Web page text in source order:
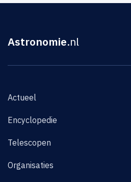
Astronomie.nl
Actueel
Encyclopedie
Telescopen
Organisaties